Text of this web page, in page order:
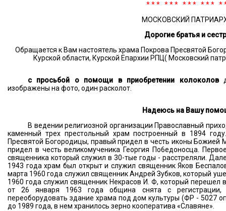
* * * * * * * * * * * * *
МОСКОВСКИЙ
Дорогие братья и
Обращается к Вам настоятель храма Покрова Пресвятой
Курской области, Курской Епархии РПЦ( Московский
с просьбой о помощи в приобретении колоколов
изображены на фото, один расколот.
Надеюсь на Вашу
В ведении религиозной организации Православный
каменный трех престольный храм построенный в 1894
Пресвятой Богородицы, правый придел в честь иконы Божией
придел в честь великомученика Георгия По6едоносца.
священника который служил в 30-тые годы - расстреляли.
1943 года храм был открыт и служил священник Яков
марта 1960 года служил священник Андрей Зубков, который
1960 года служил священник Некрасов И. Ф, который
от 26 января 1963 года община снята с регистрации,
переоборудовать здание храма под дом культуры (ФР - 5027
до 1989 года, в нем хранилось зерно кооператива «Славяне».